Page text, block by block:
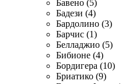
Бавено (5)
Бадези (4)
Бардолино (3)
Барчис (1)
Белладжио (5)
Бибионе (4)
Бордигера (10)
Бриатико (9)